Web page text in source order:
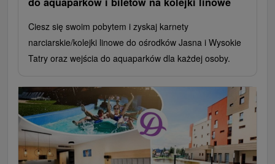
Ciesz się swoim pobytem i zyskaj karnety
narciarskie/kolejki linowe do ośrodków Jasna i Wysokie
Tatry oraz wejścia do aquaparków dla każdej osoby.